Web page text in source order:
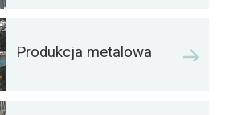
Produkcja metalowa